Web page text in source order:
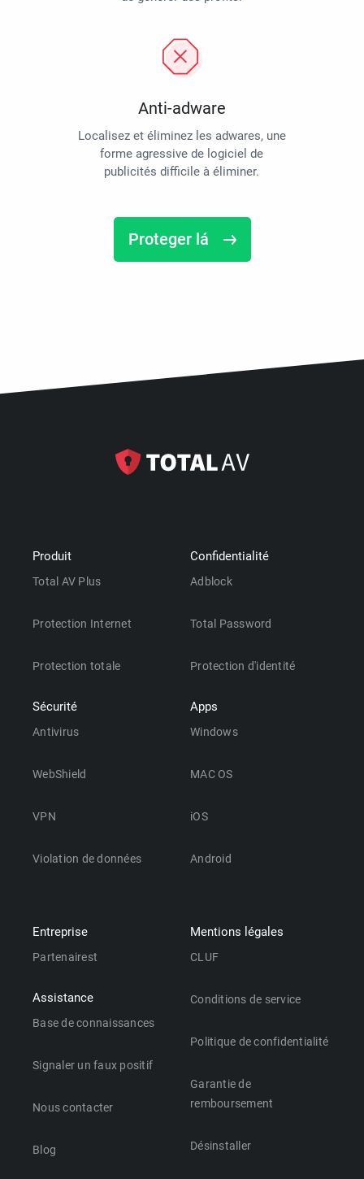
Anti-adware
Localisez et éliminez les adwares, une
forme agressive de logiciel de
publicités difficile à éliminer.
Proteger lá
Produit
Total AV Plus
Protection Internet
Protection totale
Sécurité
Antivirus
WebShield
VPN
Violation de données
Confidentialité
Adblock
Total Password
Protection d'identité
Apps
Windows
MAC OS
iOS
Android
Entreprise
Partenairest
Assistance
Base de connaissances
Signaler un faux positif
Nous contacter
Blog
Mentions légales
CLUF
Conditions de service
Politique de confidentialité
Garantie de
remboursement
Désinstaller